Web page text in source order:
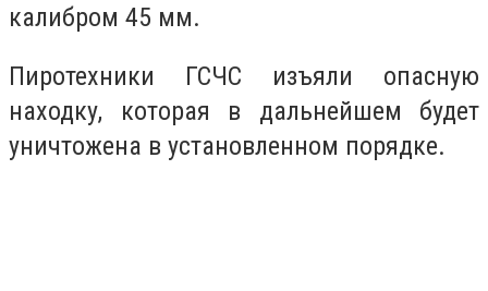
калибром 45 мм.
Пиротехники ГСЧС изъяли опасную
находку, которая в дальнейшем будет
уничтожена в установленном порядке.